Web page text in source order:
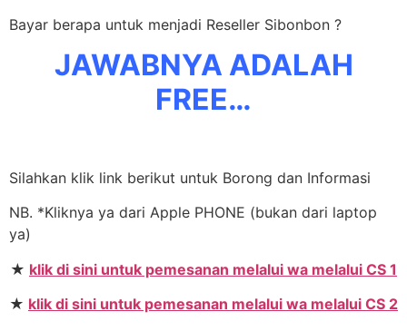
Bayar berapa untuk menjadi Reseller Sibonbon ?
JAWABNYA ADALAH
FREE…
Silahkan klik link berikut untuk Borong dan Informasi
NB. *Kliknya ya dari Apple PHONE (bukan dari laptop
ya)
★ klik di sini untuk pemesanan melalui wa melalui CS 1
★ klik di sini untuk pemesanan melalui wa melalui CS 2